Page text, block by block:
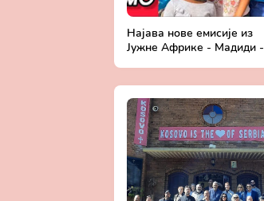
Најава нове емисије из
Јужне Африке - Мадиди -